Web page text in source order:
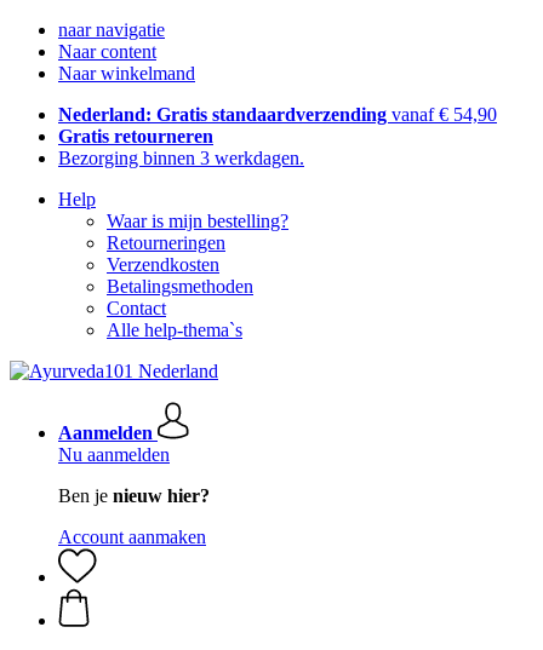
naar navigatie
Naar content
Naar winkelmand
Nederland: Gratis standaardverzending vanaf € 54,90
Gratis retourneren
Bezorging binnen 3 werkdagen.
Help
Waar is mijn bestelling?
Retourneringen
Verzendkosten
Betalingsmethoden
Contact
Alle help-thema`s
Aanmelden
Nu aanmelden
Ben je nieuw hier?
Account aanmaken